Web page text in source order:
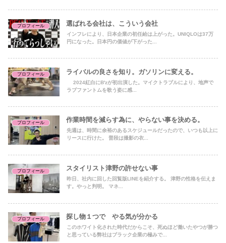
プロフィール 選ばれる会社は、こういう会社
インフレにより、日本企業の初任給は上がった。UNIQLOは37万
円になった。日本円の価値が下がった...
プロフィール ライバルの良さを知り。ガソリンに変える。
2024紅白にB'zが初出演した。マイクトラブルにより、地声で
ラブファントムを歌う姿に感...
プロフィール 作業時間を減らす為に、やらない事を決める。
先週は、時間に余裕のあるスケジュールだったので、いつも以上に
リースに行けた。 普段は撮影の衣...
プロフィール スタイリスト津野の許せない事
昨日、社内に回した回覧版LINEを紹介する。 津野の性格を伝えま
す。やっと判明。 マネ...
プロフィール 探し物１つで やる気が分かる
このホワイト化された時代だからこそ、死ぬほど働いたやつが勝つ
と思っている弊社はブラック企業の極みで...